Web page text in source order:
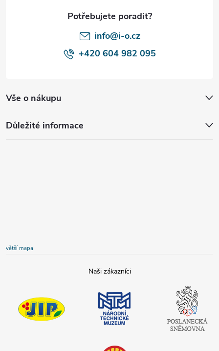
info@i-o.cz
+420 604 982 095
Vše o nákupu
Důležité informace
větší mapa
technické
muzeum
Poslanecká
sněmovna
České
republiky